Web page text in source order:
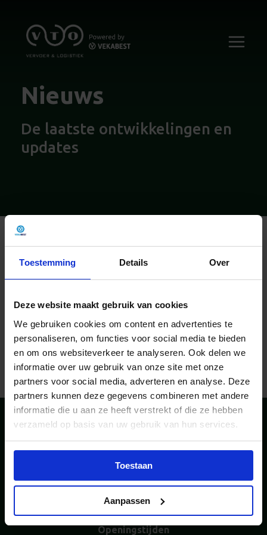
Toestemming Details Over
Deze website maakt gebruik van cookies
We gebruiken cookies om content en advertenties te
personaliseren, om functies voor social media te bieden
en om ons websiteverkeer te analyseren. Ook delen we
informatie over uw gebruik van onze site met onze
partners voor social media, adverteren en analyse. Deze
partners kunnen deze gegevens combineren met andere
informatie die u aan ze heeft verstrekt of die ze hebben
verzameld op basis van uw gebruik van hun services.
Toestaan
Aanpassen
Nieuws
De laatste ontwikkelingen en
updates
Naar nieuwsoverzicht
Camper
20-08-2025
De Dieze 22
5684 PT Best
Postbus 221
5680 AE Best
+31 (0)40 - 214 00 80
info@vekabest.nl
Openingstijden